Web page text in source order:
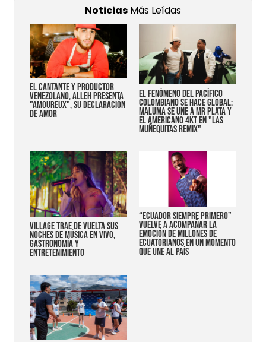
Noticias Más Leídas
EL CANTANTE Y PRODUCTOR
VENEZOLANO, ALLEH PRESENTA
"AMOUREUX", SU DECLARACIÓN
DE AMOR
EL FENÓMENO DEL PACÍFICO
COLOMBIANO SE HACE GLOBAL:
MALUMA SE UNE A MR PLATA Y
EL AMERICANO 4KT EN "LAS
MUÑEQUITAS REMIX"
Village trae de vuelta sus
noches de música en vivo,
gastronomía y
entretenimiento
“Ecuador siempre primero”
vuelve a acompañar la
emoción de millones de
ecuatorianos en un momento
que une al país